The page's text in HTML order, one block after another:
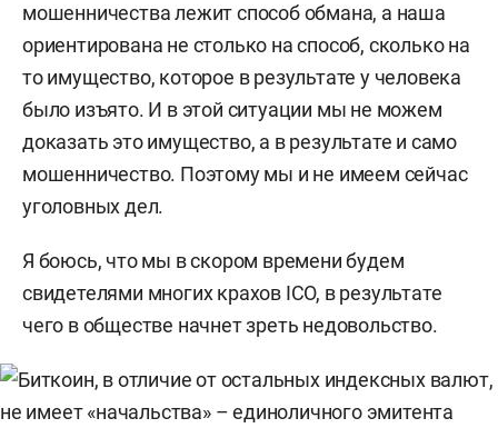
мошенничества лежит способ обмана, а наша
ориентирована не столько на способ, сколько на
то имущество, которое в результате у человека
было изъято. И в этой ситуации мы не можем
доказать это имущество, а в результате и само
мошенничество. Поэтому мы и не имеем сейчас
уголовных дел.
Я боюсь, что мы в скором времени будем
свидетелями многих крахов ICO, в результате
чего в обществе начнет зреть недовольство.